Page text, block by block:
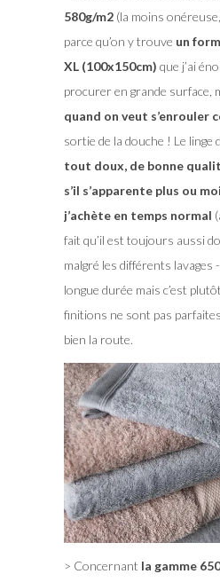
580g/m2(la moins
parce qu’on y trouve un
XL (100x150cm) que j’ai
procurer en grande surface,
quand on veut s’enrouler
sortie de la douche ! Le linge
tout doux, de bonne
s’il s’apparente plus ou
j’achète en temps normal
fait qu’il est toujours aussi
malgré les différents lavages
longue durée mais c’est
finitions ne sont pas
bien la route.
> Concernant la gamme